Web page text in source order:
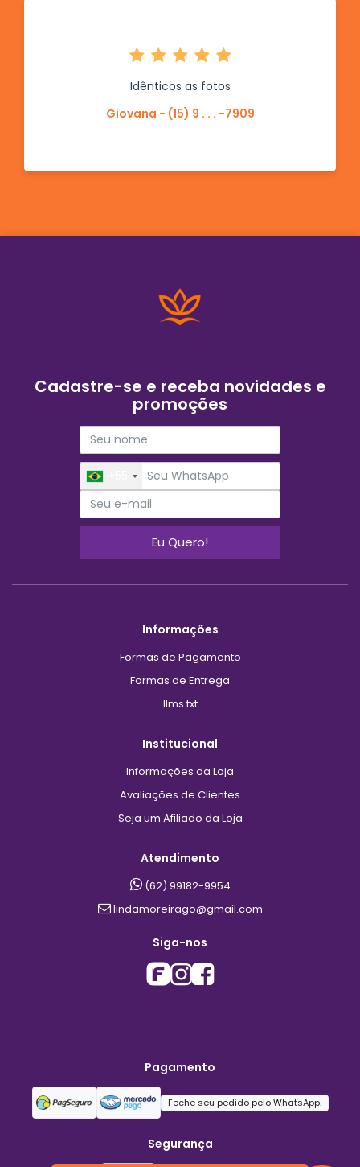
Idênticos as fotos
Giovana - (15) 9 . . . -7909
Cadastre-se e receba novidades e
promoções
Eu Quero!
Informações
Formas de Pagamento
Formas de Entrega
llms.txt
Institucional
Informações da Loja
Avaliações de Clientes
Seja um Afiliado da Loja
Atendimento
(62) 99182-9954
lindamoreirago@gmail.com
Siga-nos
Pagamento
Feche seu pedido pelo WhatsApp.
Segurança